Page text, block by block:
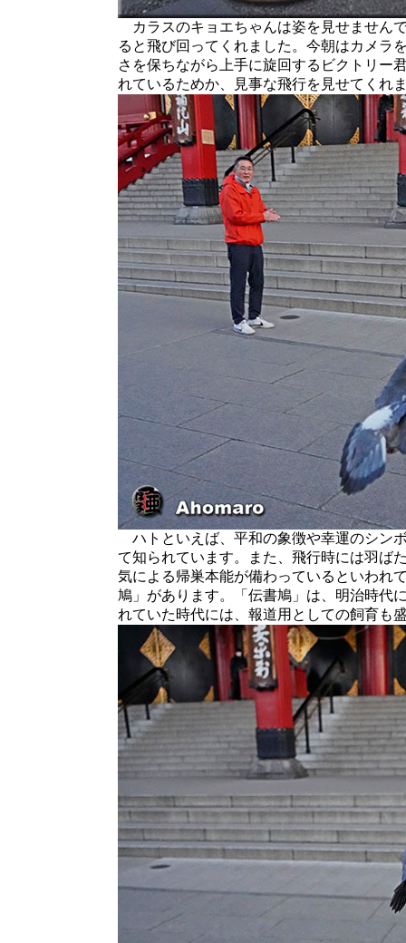
カラスのキョエちゃんは姿を見せません
ると飛び回ってくれました。今朝はカメラ
さを保ちながら上手に旋回するビクトリー
れているためか、見事な飛行を見せてくれ
ハトといえば、平和の象徴や幸運のシン
て知られています。また、飛行時には羽ば
気による帰巣本能が備わっているといわれ
鳩」があります。「伝書鳩」は、明治時代
れていた時代には、報道用としての飼育も